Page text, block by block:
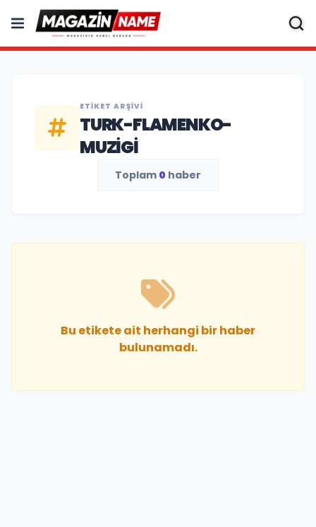
ETIKET ARŞIVI
TURK-FLAMENKO-
MUZIGI
Toplam 0 haber
Bu etikete ait herhangi bir haber
bulunamadı.